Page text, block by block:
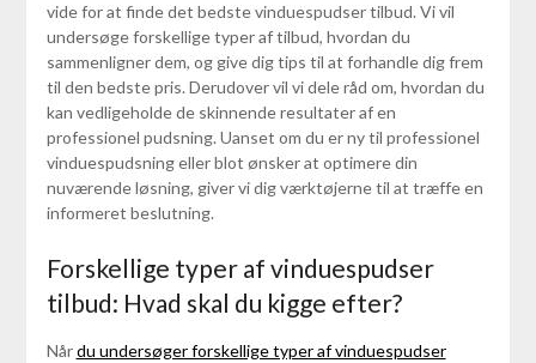
vide for at finde det bedste vinduespudser tilbud. Vi vil
undersøge forskellige typer af tilbud, hvordan du
sammenligner dem, og give dig tips til at forhandle dig frem
til den bedste pris. Derudover vil vi dele råd om, hvordan du
kan vedligeholde de skinnende resultater af en
professionel pudsning. Uanset om du er ny til professionel
vinduespudsning eller blot ønsker at optimere din
nuværende løsning, giver vi dig værktøjerne til at træffe en
informeret beslutning.
Forskellige typer af vinduespudser
tilbud: Hvad skal du kigge efter?
Nårdu undersøger forskellige typer af vinduespudser